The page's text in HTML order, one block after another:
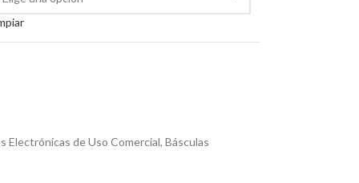
Electrónicas de Uso Comercial, Básculas